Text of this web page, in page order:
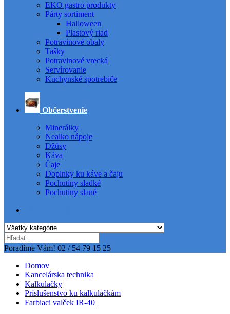
EKO gastro produkty
Párty sortiment
Halloween
Plastový riad
Potravinové obaly
Tašky
Potravinové vrecká
Servírovanie
Kuchynské spotrebiče
Občerstvenie
Minerálky
Nealko nápoje
Džúsy
Káva
Čaje
Doplnky ku káve a čaju
Pochutiny sladké
Pochutiny slané
Poradíme Vám! 02 / 54 79 15 25
Domov
Kancelárska technika
Kalkulačky
Príslušenstvo ku kalkulačkám
Farbiaci valček IR-40